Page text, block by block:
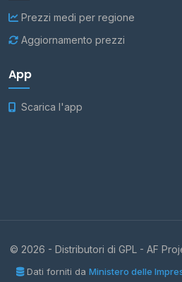
Prezzi medi per regione
Aggiornamento prezzi
App
Scarica l'app
© 2026 - Distributori di GPL - AF
Dati forniti da Ministero delle